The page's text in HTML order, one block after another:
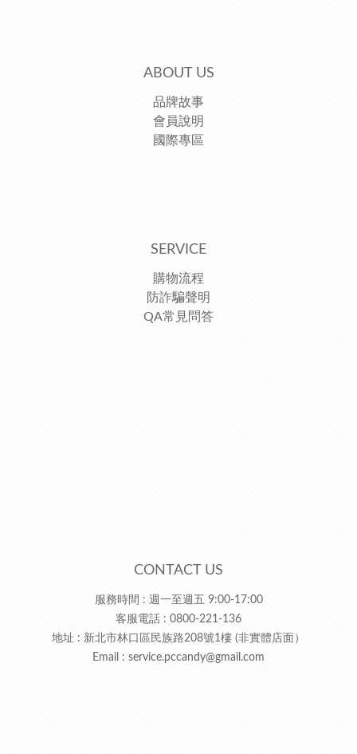
ABOUT US
品牌故事
會員說明
國際專區
SERVICE
購物流程
防詐騙聲明
QA常見問答
CONTACT US
服務時間 : 週一至週五 9:00-17:00
客服電話 : 0800-221-136
地址 : 新北市林口區民族路208號1樓 (非實體店面）
Email : service.pccandy@gmail.com